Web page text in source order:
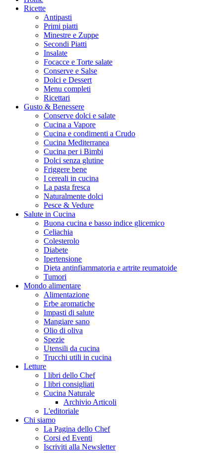
Ricette
Antipasti
Primi piatti
Minestre e Zuppe
Secondi Piatti
Insalate
Focacce e Torte salate
Conserve e Salse
Dolci e Dessert
Menu completi
Ricettari
Gusto & Benessere
Conserve dolci e salate
Cucina a Vapore
Cucina e condimenti a Crudo
Cucina Mediterranea
Cucina per i Bimbi
Dolci senza glutine
Friggere bene
I cereali in cucina
La pasta fresca
Naturalmente dolci
Pesce & Vedure
Salute in Cucina
Buona cucina e basso indice glicemico
Celiachia
Colesterolo
Diabete
Ipertensione
Dieta antinfiammatoria e artrite reumatoide
Tumori
Mondo alimentare
Alimentazione
Erbe aromatiche
Impasti di salute
Mangiare sano
Olio di oliva
Spezie
Utensili da cucina
Trucchi utili in cucina
Letture
I libri dello Chef
I libri consigliati
Cucina Naturale
Archivio Articoli
L'editoriale
Chi siamo
La Pagina dello Chef
Corsi ed Eventi
Iscriviti alla Newsletter